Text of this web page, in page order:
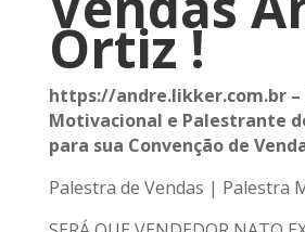
Ortiz !
https://andre.likker.com.br –
Motivacional e Palestrante
para sua Convenção de
Palestra de Vendas | Palestra